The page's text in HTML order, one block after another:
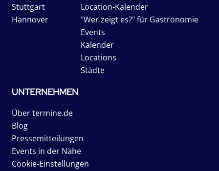
Stuttgart
Hannover
Location-Kalender
"Wer zeigt es?" für Gastronomie
Events
Kalender
Locations
Städte
UNTERNEHMEN
Über termine.de
Blog
Pressemitteilungen
Events in der Nähe
Cookie-Einstellungen